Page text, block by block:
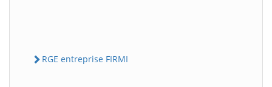
RGE entreprise FIRMI